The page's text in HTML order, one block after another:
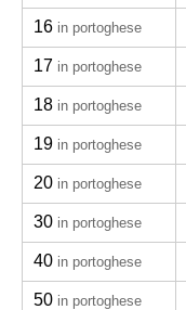
16 in portoghese
17 in portoghese
18 in portoghese
19 in portoghese
20 in portoghese
30 in portoghese
40 in portoghese
50 in portoghese